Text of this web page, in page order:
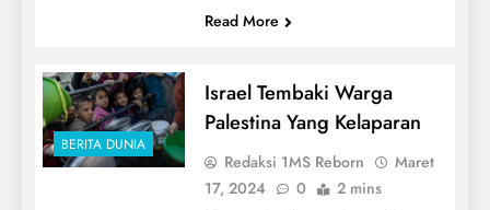
Read More
BERITA DUNIA
Israel Tembaki Warga
Palestina Yang Kelaparan
Redaksi 1MS Reborn
Maret
17, 2024
0 2 mins